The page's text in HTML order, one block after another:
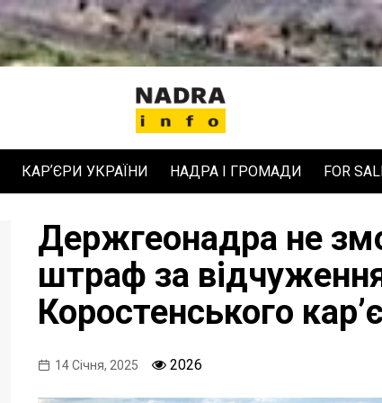
КАРʼЄРИ УКРАЇНИ НАДРА І ГРОМАДИ FOR
Держгеонадра не
штраф за
Коростенського
14 Січня, 2025 2026